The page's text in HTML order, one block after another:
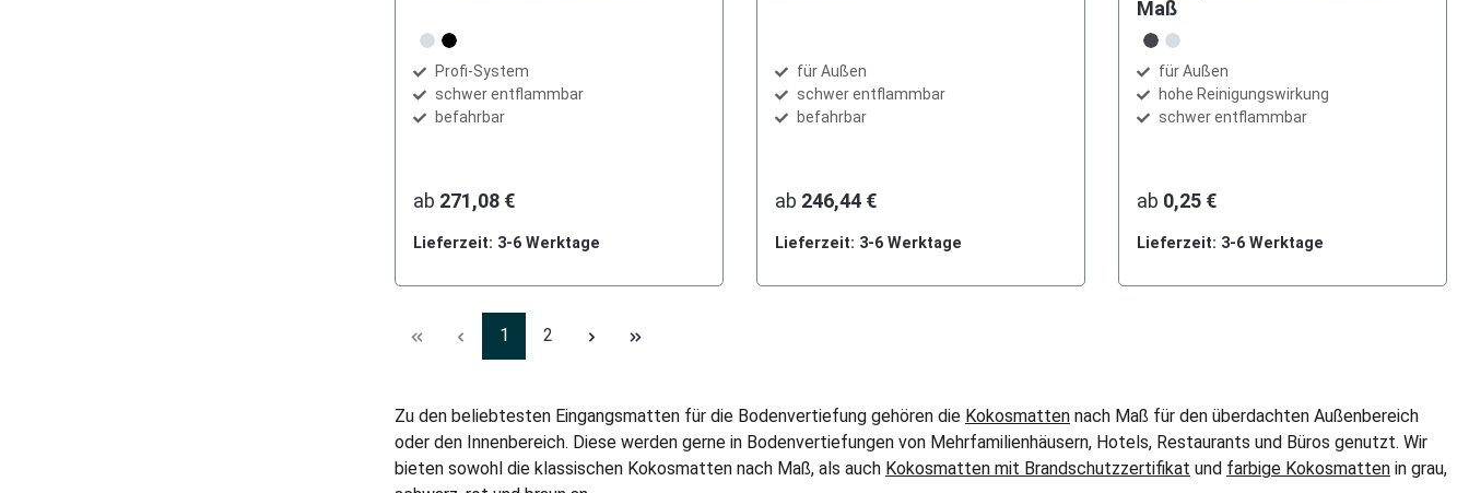
Farbe
grauschwarz
Profi-System
schwer entflammbar
befahrbar
ab 271,08 €
Lieferzeit: 3-6 Werktage
für Außen
schwer entflammbar
befahrbar
ab 246,44 €
Lieferzeit: 3-6 Werktage
Maß
Farbe
Bürsten anthrazit
Bürsten grau
für Außen
hohe Reinigungswirkung
schwer entflammbar
ab 0,25 €
Lieferzeit: 3-6 Werktage
Seite
1 Seite
2
Zu den beliebtesten Eingangsmatten für die Bodenvertiefung gehören die Kokosmatten nach Maß für den überdachten Außenbereich
oder den Innenbereich. Diese werden gerne in Bodenvertiefungen von Mehrfamilienhäusern, Hotels, Restaurants und Büros genutzt. Wir
bieten sowohl die klassischen Kokosmatten nach Maß, als auch Kokosmatten mit Brandschutzzertifikat und farbige Kokosmatten in grau,